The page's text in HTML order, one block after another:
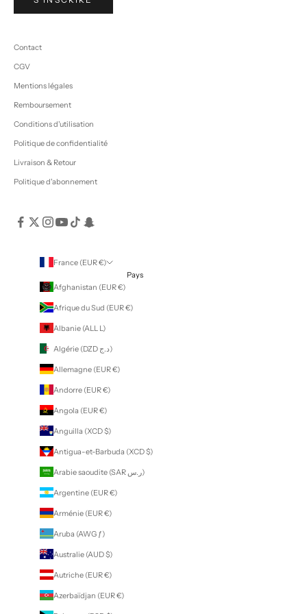
Contact
CGV
Mentions légales
Remboursement
Conditions d'utilisation
Politique de confidentialité
Livraison & Retour
Politique d'abonnement
France (EUR €)
Pays
Afghanistan (EUR €)
Afrique du Sud (EUR €)
Albanie (ALL L)
Algérie (DZD د.ج)
Allemagne (EUR €)
Andorre (EUR €)
Angola (EUR €)
Anguilla (XCD $)
Antigua-et-Barbuda (XCD $)
Arabie saoudite (SAR ر.س)
Argentine (EUR €)
Arménie (EUR €)
Aruba (AWG ƒ)
Australie (AUD $)
Autriche (EUR €)
Azerbaïdjan (EUR €)